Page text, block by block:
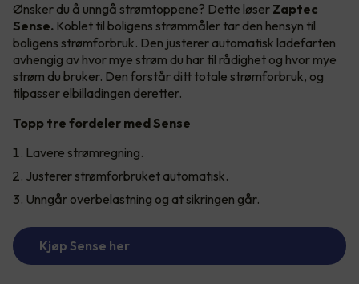
Ønsker du å unngå strømtoppene? Dette løser Zaptec
Sense. Koblet til boligens strømmåler tar den hensyn til
boligens strømforbruk. Den justerer automatisk ladefarten
avhengig av hvor mye strøm du har til rådighet og hvor mye
strøm du bruker. Den forstår ditt totale strømforbruk, og
tilpasser elbilladingen deretter.
Topp tre fordeler med Sense
Lavere strømregning.
Justerer strømforbruket automatisk.
Unngår overbelastning og at sikringen går.
Kjøp Sense her